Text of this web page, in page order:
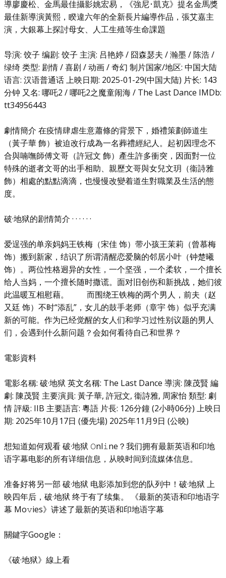
導廖慶松、金馬最佳攝影姚宏易，《強尼･凱克》提名金馬獎
最佳新導演黃熙，睽違六年的全新長片編導作品，張艾嘉主
演，大銀幕上探討母女、人工生殖等生命課題
导演: 饺子 编剧: 饺子 主演: 吕艳婷 / 囧森瑟夫 / 瀚墨 / 陈浩 /
绿绮 类型: 剧情 / 喜剧 / 动画 / 奇幻 制片国家/地区: 中国大陆
语言: 汉语普通话 上映日期: 2025-01-29(中国大陆) 片长: 143
分钟 又名: 哪吒2 / 哪吒2之魔童闹海 / The Last Dance IMDb:
tt34956443
劇情簡介 在疫情肆虐生意蕭條的背景下，婚禮策劃師道生
（黃子華 飾）被迫改行成為一名葬禮經紀人。起初因理念不
合與喃嘸師傅文哥（許冠文 飾）產生許多衝突，因面對一位
特殊的逝者文哥的出手相助、親歷文哥與女兒文玥（衞詩雅
飾）相處的點點滴滴，也慢慢改變着道生對職業及生活的態
度。
破·地狱的剧情简介 · · · · · ·
爱逞强的单亲妈妈王铁梅（宋佳 饰）带小孩王茉莉（曾慕梅
饰）搬到新家，结识了所谓清醒恋爱脑的邻居小叶（钟楚曦
饰）。两位性格迥异的女性，一个坚强，一个柔软，一个擅长
给人当妈，一个擅长随时撒谎。面对旧创伤和新挑战，她们彼
此温暖互相慰藉。 而围绕王铁梅的两个男人，前夫（赵
又廷 饰）不时“添乱”，女儿的鼓手老师（章宇 饰）似乎充满
新的可能。作为已经觉醒的女人们和学习过性别议题的男人
们，会遇到什么新问题？会如何看待自己和世界？
電影資料
電影名稱: 破·地狱 英文名稱: The Last Dance 導演: 陳茂賢 編
劇: 陳茂賢 主要演員: 黃子華, 許冠文, 衞詩雅, 周家怡 類型: 劇
情 評級: IIB 主要語言: 粵語 片長: 126分鐘 (2小時06分) 上映日
期: 2025年10月17日 (優先場) 2025年11月9日 (公映)
想知道如何观看 破·地狱 𝙾nl𝚒ne？我们拥有最新英语和印地
语字幕电影的所有详细信息，从映时间到流媒体信息。
准备好将另一部 破·地狱 电影添加到您的队列中！破·地狱 上
映四年后，破·地狱 终于有了续集。 《最新的英语和印地语字
幕 Mo𝚟ies》讲述了最新的英语和印地语字幕
關鍵字Google：
《破·地狱》線上看